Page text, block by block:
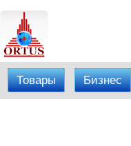
Товары Бизнес